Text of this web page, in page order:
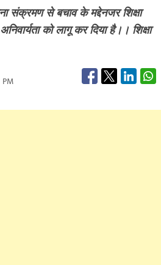
संक्रमण से बचाव के मद्देनजर शिक्षा
को लागू कर दिया है।। शिक्षा